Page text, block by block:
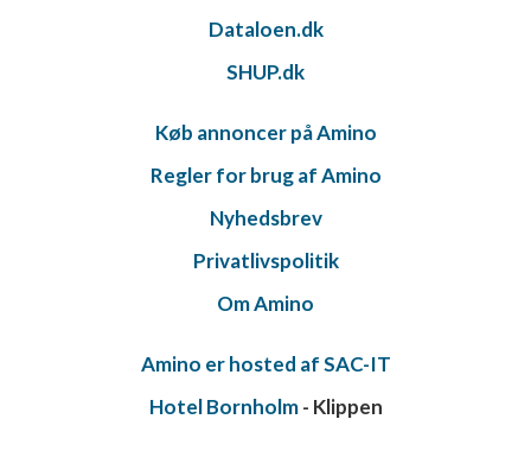
Dataloen.dk
SHUP.dk
Køb annoncer på Amino
Regler for brug af Amino
Nyhedsbrev
Privatlivspolitik
Om Amino
Amino er hosted af SAC-IT
Hotel Bornholm- Klippen